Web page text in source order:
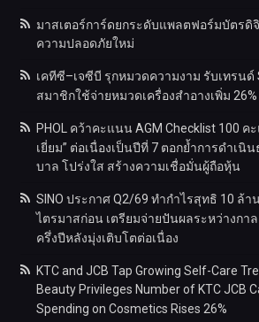
มาสเตอร์การ์ดยกระดับแพลตฟอร์มบัตรดิ
ความปลอดภัยใหม่
เคทีซี–เจซีบี รุกหมวดความงาม รับเทรน
สมาชิกใช้จ่ายหมวดเครื่องสำอางเพิ่ม 26%
PHOL คว้าคะแนน AGM Checklist 100 ค
เยี่ยม” ต่อเนื่องเป็นปีที่ 7 ตอกย้ำการดำเ
บาล โปร่งใส สร้างความเชื่อมั่นผู้ถือหุ้น
SINO ประกาศ Q2/69 ทำกำไรสุทธิ 10 ล้
ไตรมาสก่อน เตรียมจ่ายปันผลระหว่างกา
ครึ่งปีหลังมุ่งเติบโตต่อเนื่อง
KTC and JCB Tap Growing Self-Care
Beauty Privileges Number of KTC JCB
Spending on Cosmetics Rises 26%